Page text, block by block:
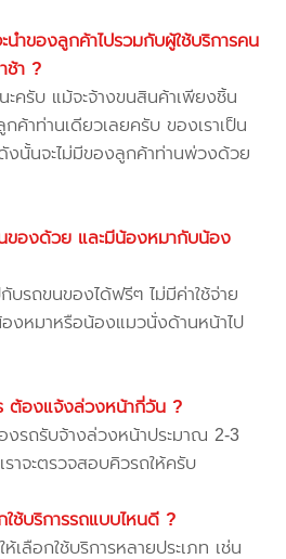
นำของลูกค้าไปรวมกับผู้ใช้บริการคน
ช้า ?
ครับ แม้จะจ้างขนสินค้าเพียงชิ้น
กค้าท่านเดียวเลยครับ ของเราเป็น
งนั้นจะไม่มีของลูกค้าท่านพ่วงด้วย
ของด้วย และมีน้องหมากับน้อง
บรถขนของได้ฟรีๆ ไม่มีค่าใช้จ่าย
งหมาหรือน้องแมวนั่งด้านหน้าไป
ต้องแจ้งล่วงหน้ากี่วัน ?
งรถรับจ้างล่วงหน้าประมาณ 2-3
าจะตรวจสอบคิวรถให้ครับ
ช้บริการรถแบบไหนดี ?
เลือกใช้บริการหลายประเภท เช่น